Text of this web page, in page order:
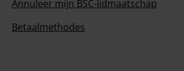
Annuleer mijn BSC-lidmaatschap
Betaalmethodes